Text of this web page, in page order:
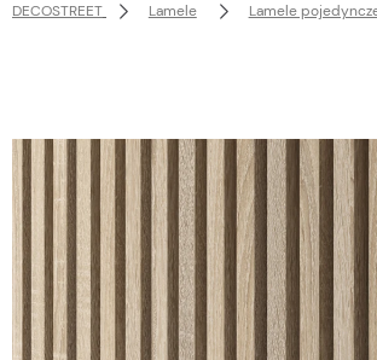
Wybierz coś dla siebie z naszej
zaloguj się, aby przywrócić dodane
z poprzedniej sesji.
DECOSTREET Lamele Lamele